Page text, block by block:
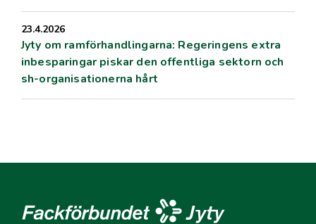
23.4.2026
Jyty om ramförhandlingarna: Regeringens extra
inbesparingar piskar den offentliga sektorn och
sh-organisationerna hårt